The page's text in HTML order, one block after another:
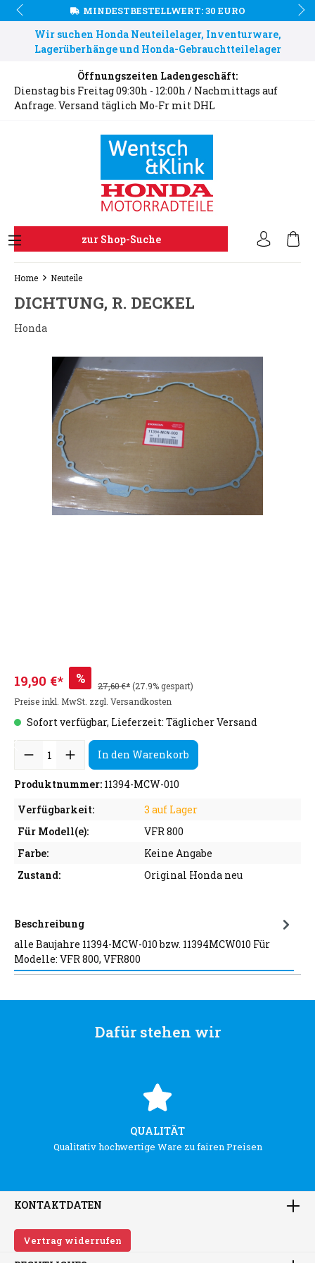
MINDESTBESTELLWERT: 30 EURO
Wir suchen Honda Neuteilelager, Inventurware,
Lagerüberhänge und Honda-Gebrauchtteilelager
Öffnungszeiten Ladengeschäft:
Dienstag bis Freitag 09:30h - 12:00h / Nachmittags auf
Anfrage. Versand täglich Mo-Fr mit DHL
zur Shop-Suche
Home Neuteile
DICHTUNG, R. DECKEL
Honda
19,90 €* % 27,60 €*(27.9% gespart)
Preise inkl. MwSt. zzgl. Versandkosten
Sofort verfügbar, Lieferzeit: Täglicher Versand
In den Warenkorb
Produktnummer: 11394-MCW-010
Verfügbarkeit:
3 auf Lager
Für Modell(e):
VFR 800
Farbe:
Keine Angabe
Zustand:
Original Honda neu
Beschreibung
alle Baujahre 11394-MCW-010 bzw. 11394MCW010 Für
Modelle: VFR 800, VFR800
Dafür stehen wir
QUALITÄT
Qualitativ hochwertige Ware zu fairen Preisen
KONTAKTDATEN
Vertrag widerrufen